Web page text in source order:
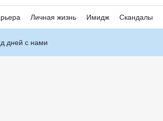
Личная жизнь Имидж Скандалы
дней с нами